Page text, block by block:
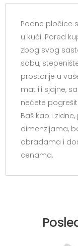
Podne pločice
u kući. Pored
zbog svog
sobu,
prostorije u
mat ili sjajne,
nećete
Baš kao i
dimenzijama,
obradama i
cenama.